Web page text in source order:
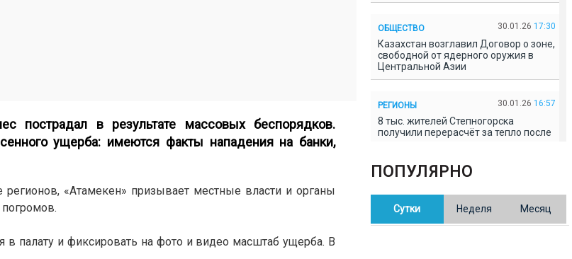
пострадал в результате массовых беспорядков.
ущерба: имеются факты нападения на банки,
«Атамекен» призывает местные власти и органы
палату и фиксировать на фото и видео масштаб ущерба. В
ОБЩЕСТВО 30.01.26 17:30
Казахстан возглавил Договор о зоне,
свободной от ядерного оружия в
Центральной Азии
РЕГИОНЫ 30.01.26 16:57
8 тыс. жителей Степногорска
получили перерасчёт за тепло после
В Казахстане готовят новую
редакцию Конституции: меняется
ПОПУЛЯРНО
Сутки Неделя Месяц